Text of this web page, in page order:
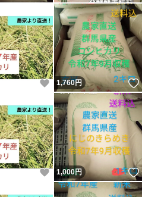
いいね！
1,760円
いいね！
1,000円